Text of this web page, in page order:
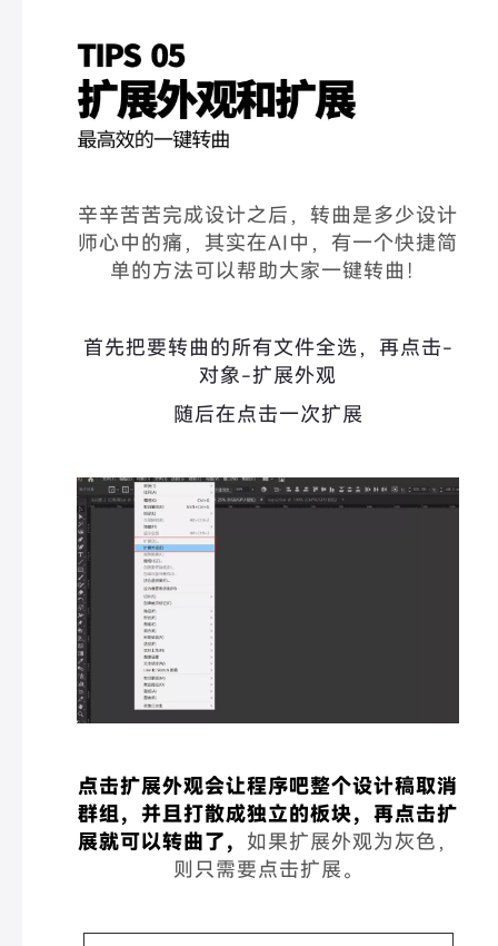
辛辛苦苦完成设计之后，转曲是多少设计
师心中的痛， 其实在AI中，有一个快捷简
单的方法可以帮助大家一键转曲！
首先把要转曲的所有文件全选，再点击-
对象-扩展外观
随后在点击一次扩展
点击扩展外观会让程序吧整个设计稿取消
群组，并且打散成独立的板块，再点击扩
展就可以转曲了， 如果扩展外观为灰色，
则只需要点击扩展。